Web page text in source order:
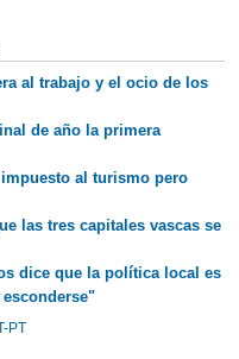
al trabajo y el ocio de los
de año la primera
al turismo pero
las tres capitales vascas se
dice que la política local es
PT